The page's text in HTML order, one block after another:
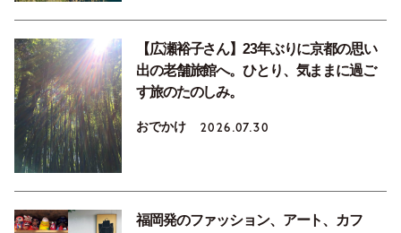
【広瀬裕子さん】23年ぶりに京都の思い
出の老舗旅館へ。ひとり、気ままに過ご
す旅のたのしみ。
おでかけ 2026.07.30
福岡発のファッション、アート、カフ